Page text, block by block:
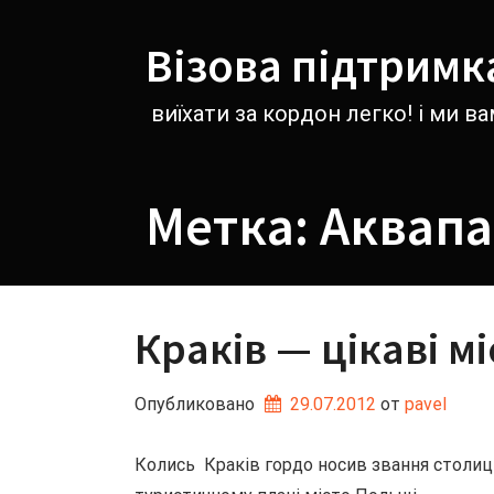
Візова
виїхати за кордон легко! і ми
Метка:
Краків — цікаві
Опубликовано 29.07.2012 от pavel
Колись Краків гордо носив звання